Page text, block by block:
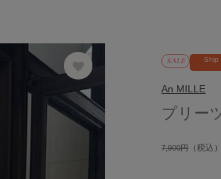
SALE Ship
An MILLE
プリー
7,900円（税込